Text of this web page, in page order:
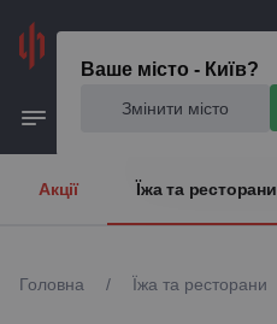
Ваше місто - Київ?
Змінити місто
Акції Їжа та ресторани
Головна / Їжа та ресторани